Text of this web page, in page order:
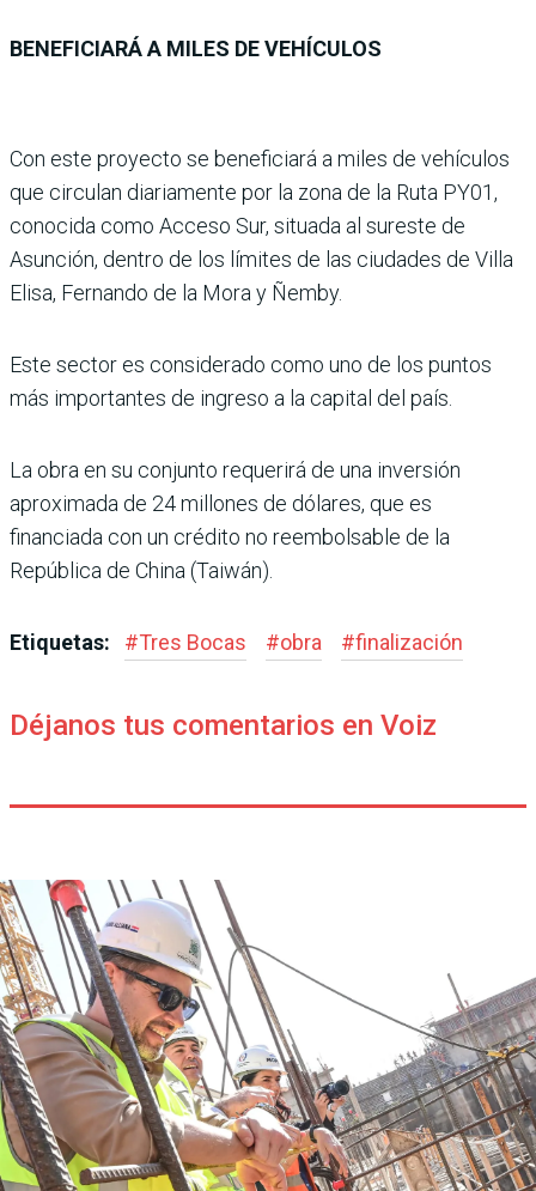
BENEFICIARÁ A MILES DE VEHÍCULOS
Con este proyecto se beneficiará a miles de vehículos
que circulan diariamente por la zona de la Ruta PY01,
conocida como Acceso Sur, situada al sureste de
Asunción, dentro de los límites de las ciudades de Villa
Elisa, Fernando de la Mora y Ñemby.
Este sector es considerado como uno de los puntos
más importantes de ingreso a la capital del país.
La obra en su conjunto requerirá de una inversión
aproximada de 24 millones de dólares, que es
financiada con un crédito no reembolsable de la
República de China (Taiwán).
Etiquetas: #Tres Bocas #obra #finalización
Déjanos tus comentarios en Voiz